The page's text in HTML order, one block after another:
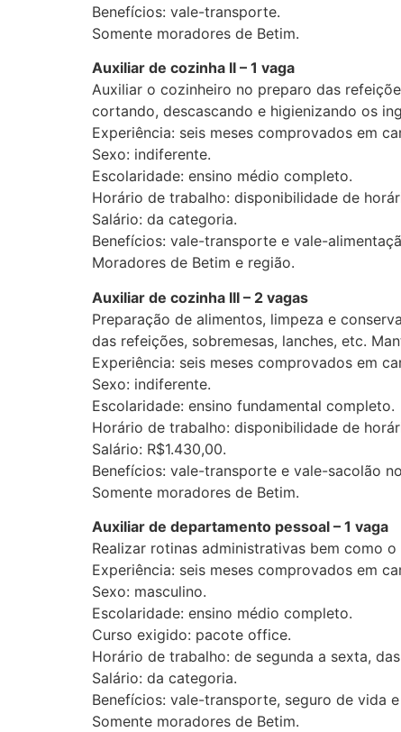
Benefícios: vale-transporte.
Somente moradores de Betim.
Auxiliar de cozinha II – 1 vaga
Auxiliar o cozinheiro no preparo das
cortando, descascando e higienizando os
Experiência: seis meses comprovados em
Sexo: indiferente.
Escolaridade: ensino médio completo.
Horário de trabalho: disponibilidade de
Salário: da categoria.
Benefícios: vale-transporte e vale-
Moradores de Betim e região.
Auxiliar de cozinha III – 2 vagas
Preparação de alimentos, limpeza e
das refeições, sobremesas, lanches, etc.
Experiência: seis meses comprovados em
Sexo: indiferente.
Escolaridade: ensino fundamental completo.
Horário de trabalho: disponibilidade de
Salário: R$1.430,00.
Benefícios: vale-transporte e vale-sacolão
Somente moradores de Betim.
Auxiliar de departamento pessoal – 1 vaga
Realizar rotinas administrativas bem como
Experiência: seis meses comprovados em
Sexo: masculino.
Escolaridade: ensino médio completo.
Curso exigido: pacote office.
Horário de trabalho: de segunda a sexta, das
Salário: da categoria.
Benefícios: vale-transporte, seguro de vida
Somente moradores de Betim.